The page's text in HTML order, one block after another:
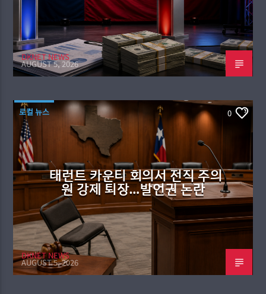
DKNET NEWS
AUGUST 5, 2026
로컬 뉴스 0
태런트 카운티 회의서 전직 주의
원 강제 퇴장…발언권 논란
DKNET NEWS
AUGUST 5, 2026